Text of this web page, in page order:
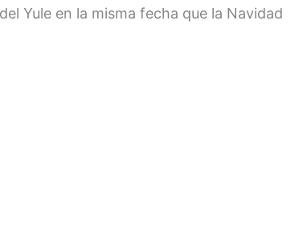
Yule en la misma fecha que la Navidad